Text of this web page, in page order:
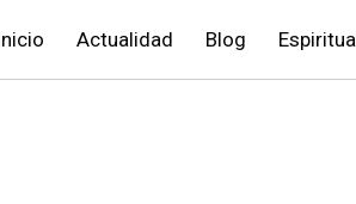
Actualidad Blog